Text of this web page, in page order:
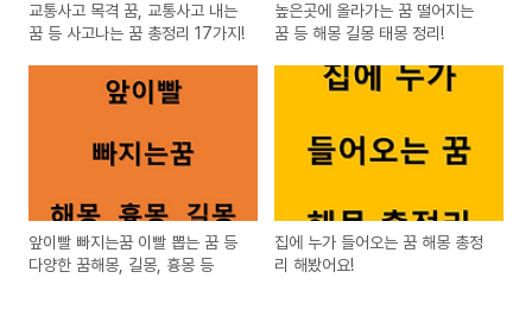
교통사고 목격 꿈, 교통사고 내는
꿈 등 사고나는 꿈 총정리 17가지!
높은곳에 올라가는 꿈 떨어지는
꿈 등 해몽 길몽 태몽 정리!
앞이빨 빠지는꿈 이빨 뽑는 꿈 등
다양한 꿈해몽, 길몽, 흉몽 등
집에 누가 들어오는 꿈 해몽 총정
리 해봤어요!